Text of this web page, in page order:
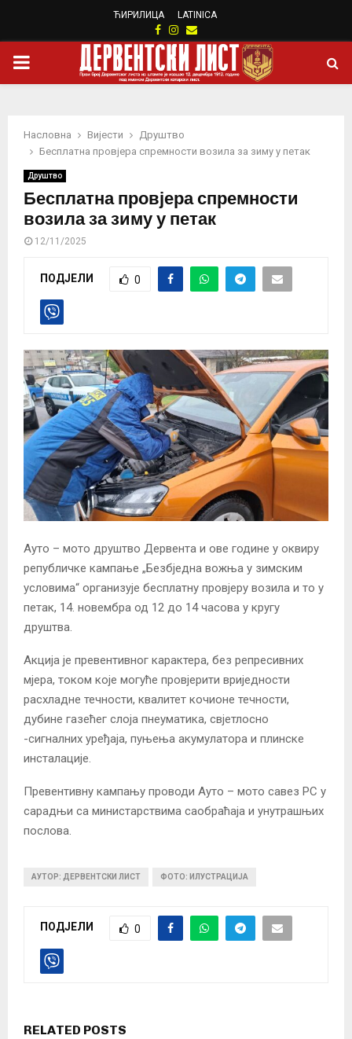
ЋИРИЛИЦА LATINICA
Facebook
Instagram
Email
PRIMARY
Насловна Вијести
Друштво
Бесплатна провјера спремности возила за зиму у петак
Друштво
Бесплатна провјера спремности
возила за зиму у петак
12/11/2025
ПОДЈЕЛИ 0
Ауто – мото друштво Дервента и ове године у оквиру
републичке кампање „Безбједна вожња у зимским
условима“ организује бесплатну провјеру возила и то у
петак, 14. новембра од 12 до 14 часова у кругу
друштва.
Акција је превентивног карактера, без репресивних
мјера, током које могуће провјерити вриједности
расхладне течности, квалитет кочионе течности,
дубине газећег слоја пнеуматика, свјетлосно
-сигналних уређаја, пуњења акумулатора и плинске
инсталације.
Превентивну кампању проводи Ауто – мото савез РС у
сарадњи са министарствима саобраћаја и унутрашњих
послова.
АУТОР: ДЕРВЕНТСКИ ЛИСТ ФОТО: ИЛУСТРАЦИЈА
ПОДЈЕЛИ 0
RELATED POSTS